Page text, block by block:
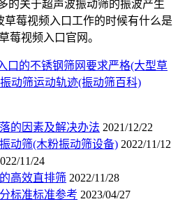
关于超声波振动筛的振波产生
莓视频入口工作的时候有什么是
莓视频入口官网。
口的不锈钢筛网要求严格(大型草
动筛运动轨迹(振动筛百科)
的因素及解决办法 2021/12/22
动筛(木粉振动筛设备) 2022/11/12
11/24
高效直排筛 2022/11/28
标准标准参考 2023/04/27